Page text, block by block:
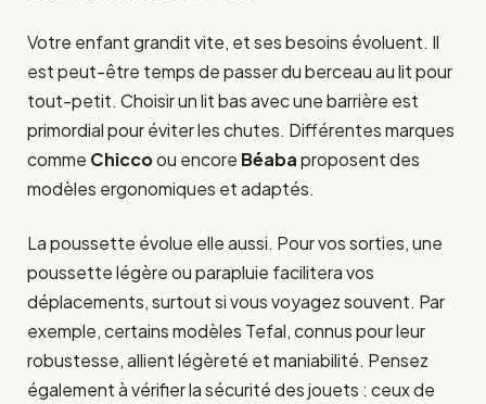
Votre enfant grandit vite, et ses besoins évoluent. Il
est peut-être temps de passer du berceau au lit pour
tout-petit. Choisir un lit bas avec une barrière est
primordial pour éviter les chutes. Différentes marques
comme Chiccoou encore Béabaproposent des
modèles ergonomiques et adaptés.
La poussette évolue elle aussi. Pour vos sorties, une
poussette légère ou parapluie facilitera vos
déplacements, surtout si vous voyagez souvent. Par
exemple, certains modèles Tefal, connus pour leur
robustesse, allient légèreté et maniabilité. Pensez
également à vérifier la sécurité des jouets : ceux de